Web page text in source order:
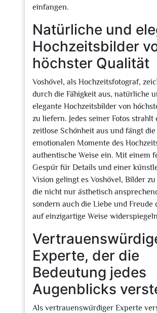
einfangen.
Natürliche und
Hochzeitsbilder
höchster Qualität
Voshövel, als Hochzeitsfotograf,
durch die Fähigkeit aus, natürliche
elegante Hochzeitsbilder von
zu liefern. Jedes seiner Fotos strahlt
zeitlose Schönheit aus und fängt die
emotionalen Momente des
authentische Weise ein. Mit einem
Gespür für Details und einer
Vision gelingt es Voshövel, Bilder
die nicht nur ästhetisch
sondern auch die Liebe und Freude
auf einzigartige Weise
Experte, der die
Bedeutung jedes
Augenblicks
Als vertrauenswürdiger Experte